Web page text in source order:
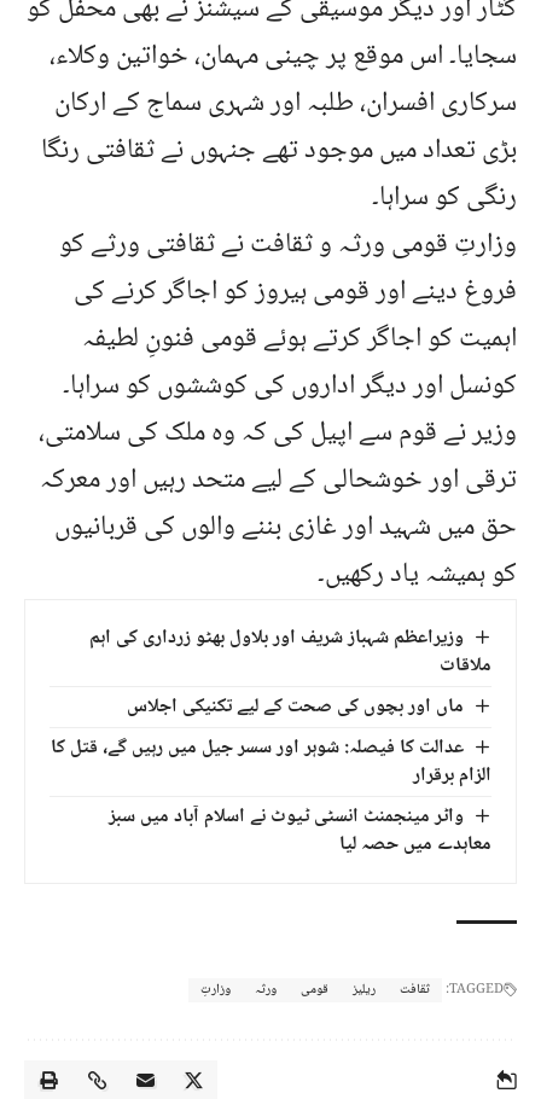
سجایا۔ اس موقع پر چینی مہمان، خواتین وکلاء،
سرکاری افسران، طلبہ اور شہری سماج کے ارکان
بڑی تعداد میں موجود تھے جنہوں نے ثقافتی رنگا
رنگی کو سراہا۔
وزارتِ قومی ورثہ و ثقافت نے ثقافتی ورثے کو
فروغ دینے اور قومی ہیروز کو اجاگر کرنے کی
اہمیت کو اجاگر کرتے ہوئے قومی فنونِ لطیفہ
کونسل اور دیگر اداروں کی کوششوں کو سراہا۔
وزیر نے قوم سے اپیل کی کہ وہ ملک کی سلامتی،
ترقی اور خوشحالی کے لیے متحد رہیں اور معرکہ
حق میں شہید اور غازی بننے والوں کی قربانیوں
کو ہمیشہ یاد رکھیں۔
وزیراعظم شہباز شریف اور بلاول بھٹو زرداری کی اہم
ملاقات
ماں اور بچوں کی صحت کے لیے تکنیکی اجلاس
عدالت کا فیصلہ: شوہر اور سسر جیل میں رہیں گے، قتل کا
الزام برقرار
واٹر مینجمنٹ انسٹی ٹیوٹ نے اسلام آباد میں سبز
معاہدے میں حصہ لیا
TAGGED: ثقافت ریلیز قومی ورثہ وزارتِ